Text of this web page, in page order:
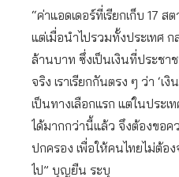
“ค่าแอดเดอร์ที่เรียกเก็บ 17
แต่เมื่อนำไปรวมทั้งประเทศ
ล้านบาท ซึ่งเป็นเงินที่ประช
จริง เราเรียกกันตรง ๆ ว่า ‘เ
เป็นทางเลือกแรก แต่ในประ
ได้มากกว่านี้แล้ว จึงต้องขอค
ปกครอง เพื่อให้คนไทยไม่ต้อ
ไป” บุญยืน ระบุ